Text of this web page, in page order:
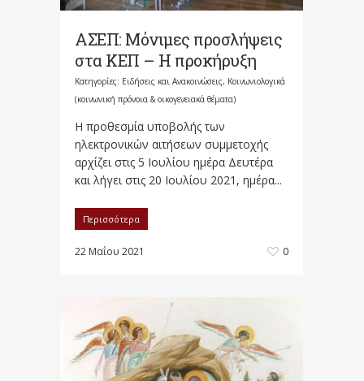
ΑΣΕΠ: Μόνιμες προσλήψεις
στα ΚΕΠ – Η προκήρυξη
Κατηγορίες: Ειδήσεις και Ανακοινώσεις, Κοινωνιολογικά
(κοινωνική πρόνοια & οικογενειακά θέματα)
Η προθεσμία υποβολής των
ηλεκτρονικών αιτήσεων συμμετοχής
αρχίζει στις 5 Ιουλίου ημέρα Δευτέρα
και λήγει στις 20 Ιουλίου 2021, ημέρα...
Περισσότερα
22 Μαΐου 2021 0